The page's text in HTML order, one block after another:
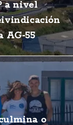
a nivel
AG-55
o